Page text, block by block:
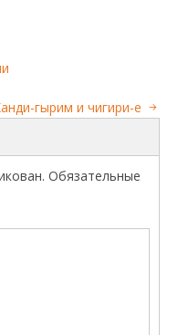
гырим и чигири-е
Обязательные